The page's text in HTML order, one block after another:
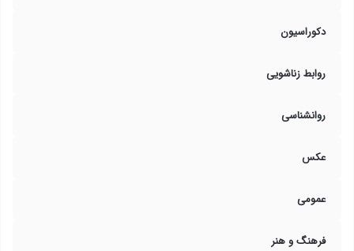
دکوراسیون
روابط زناشویی
روانشناسی
عکس
عمومی
فرهنگ و هنر